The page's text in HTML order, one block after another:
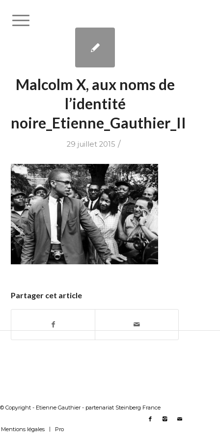
Malcolm X, aux noms de
l’identité
noire_Etienne_Gauthier_II
29 juillet 2015 /
Partager cet article
© Copyright - Etienne Gauthier - partenariat Steinberg France
Mentions légales Pro